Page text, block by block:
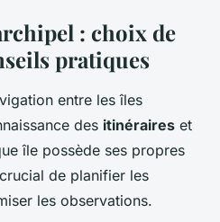
: choix de
pratiques
entre les îles
des itinéraires et
île possède ses propres
de planifier les
les observations.